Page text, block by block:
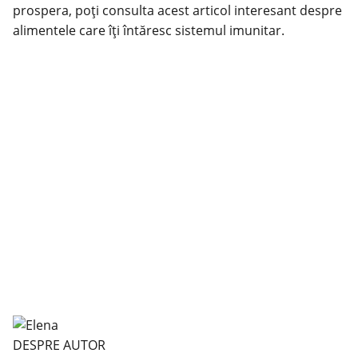
prospera, poți consulta acestarticol interesant despre
alimentele care îțiîntăresc sistemul imunitar.
DESPRE AUTOR